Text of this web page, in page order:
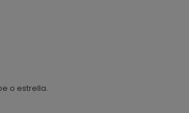
o estrella.